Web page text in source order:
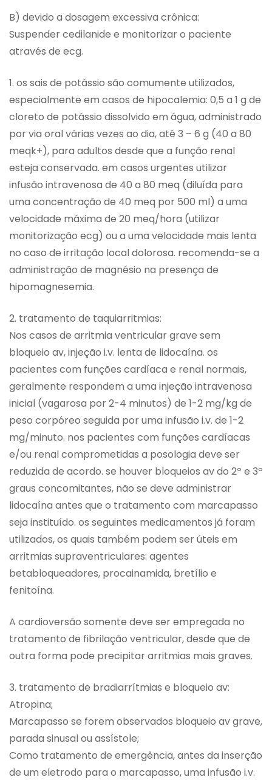
B) devido a dosagem excessiva crônica:
Suspender cedilanide e monitorizar o paciente
através de ecg.
1. os sais de potássio são comumente utilizados,
especialmente em casos de hipocalemia: 0,5 a 1 g de
cloreto de potássio dissolvido em água, administrado
por via oral várias vezes ao dia, até 3 – 6 g (40 a 80
meqk+), para adultos desde que a função renal
esteja conservada. em casos urgentes utilizar
infusão intravenosa de 40 a 80 meq (diluída para
uma concentração de 40 meq por 500 ml) a uma
velocidade máxima de 20 meq/hora (utilizar
monitorização ecg) ou a uma velocidade mais lenta
no caso de irritação local dolorosa. recomenda-se a
administração de magnésio na presença de
hipomagnesemia.
2. tratamento de taquiarritmias:
Nos casos de arritmia ventricular grave sem
bloqueio av, injeção i.v. lenta de lidocaína. os
pacientes com funções cardíaca e renal normais,
geralmente respondem a uma injeção intravenosa
inicial (vagarosa por 2-4 minutos) de 1-2 mg/kg de
peso corpóreo seguida por uma infusão i.v. de 1-2
mg/minuto. nos pacientes com funções cardíacas
e/ou renal comprometidas a posologia deve ser
reduzida de acordo. se houver bloqueios av do 2º e 3º
graus concomitantes, não se deve administrar
lidocaína antes que o tratamento com marcapasso
seja instituído. os seguintes medicamentos já foram
utilizados, os quais também podem ser úteis em
arritmias supraventriculares: agentes
betabloqueadores, procainamida, bretílio e
fenitoína.
A cardioversão somente deve ser empregada no
tratamento de fibrilação ventricular, desde que de
outra forma pode precipitar arritmias mais graves.
3. tratamento de bradiarrítmias e bloqueio av:
Atropina;
Marcapasso se forem observados bloqueio av grave,
parada sinusal ou assístole;
Como tratamento de emergência, antes da inserção
de um eletrodo para o marcapasso, uma infusão i.v.